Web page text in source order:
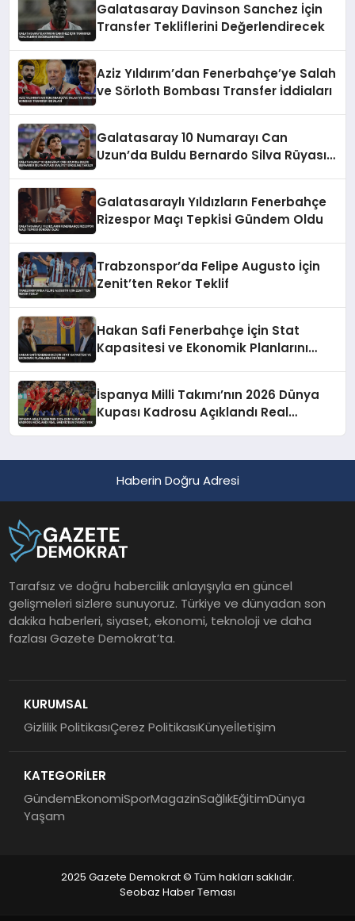
Galatasaray Davinson Sanchez İçin
Transfer Tekliflerini Değerlendirecek
Aziz Yıldırım’dan Fenerbahçe’ye Salah
ve Sörloth Bombası Transfer İddiaları
Galatasaray 10 Numarayı Can
Uzun’da Buldu Bernardo Silva Rüyası
Galatasaraylı Yıldızların Fenerbahçe
Rizespor Maçı Tepkisi Gündem Oldu
Trabzonspor’da Felipe Augusto İçin
Zenit’ten Rekor Teklif
Hakan Safi Fenerbahçe İçin Stat
Kapasitesi ve Ekonomik Planlarını
İspanya Milli Takımı’nın 2026 Dünya
Kupası Kadrosu Açıklandı Real
Haberin Doğru Adresi
Tarafsız ve doğru habercilik anlayışıyla en güncel
gelişmeleri sizlere sunuyoruz. Türkiye ve dünyadan son
dakika haberleri, siyaset, ekonomi, teknoloji ve daha
fazlası Gazete Demokrat’ta.
KURUMSAL
Gizlilik PolitikasıÇerez PolitikasıKünyeİletişim
KATEGORİLER
GündemEkonomiSporMagazinSağlıkEğitimDünya
Yaşam
2025 Gazete Demokrat © Tüm hakları saklıdır.
Seobaz Haber Teması